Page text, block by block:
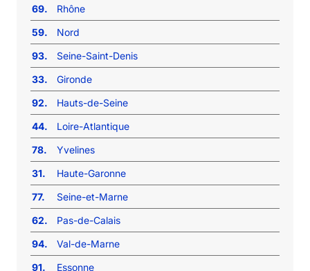
69.
Rhône
59.
Nord
93.
Seine-Saint-Denis
33.
Gironde
92.
Hauts-de-Seine
44.
Loire-Atlantique
78.
Yvelines
31.
Haute-Garonne
77.
Seine-et-Marne
62.
Pas-de-Calais
94.
Val-de-Marne
91.
Essonne